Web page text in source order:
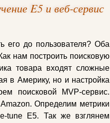
E5 и веб-сервис
его до пользователя? Оба
нам построить поисковую
товара входят сложные
в Америку, но и настройка
поисковой MVP-сервис.
Определим метрики
tune E5. Так же взглянем